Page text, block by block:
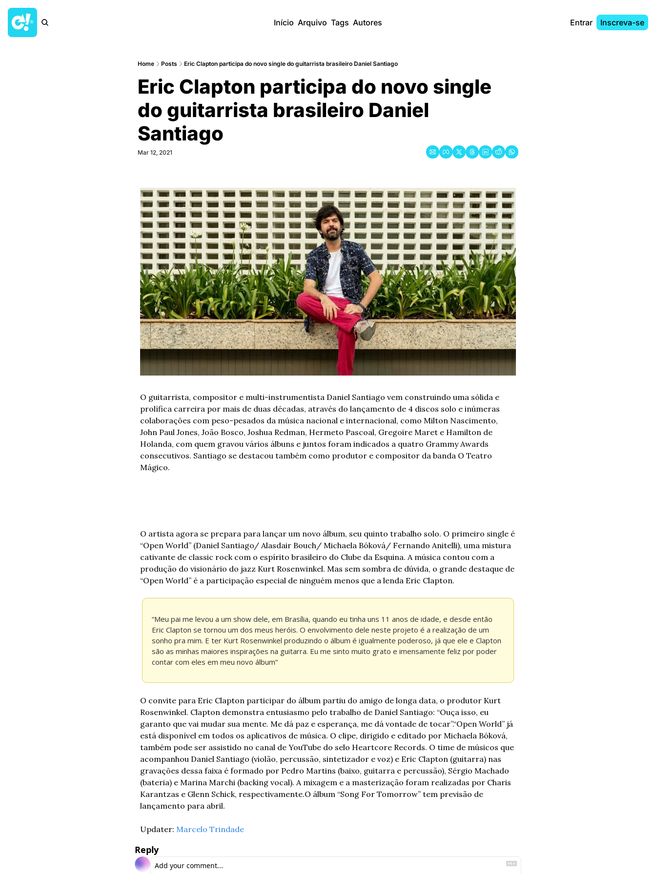
Início Arquivo Tags Autores Entrar Inscreva-se
Home Posts Eric Clapton participa do novo single do guitarrista brasileiro Daniel Santiago
Eric Clapton participa do novo single
do guitarrista brasileiro Daniel
Santiago
Mar 12, 2021
O guitarrista, compositor e multi-instrumentista Daniel Santiago vem construindo uma sólida e
prolífica carreira por mais de duas décadas, através do lançamento de 4 discos solo e inúmeras
colaborações com peso-pesados da música nacional e internacional, como Milton Nascimento,
John Paul Jones, João Bosco, Joshua Redman, Hermeto Pascoal, Gregoire Maret e Hamilton de
Holanda, com quem gravou vários álbuns e juntos foram indicados a quatro Grammy Awards
consecutivos. Santiago se destacou também como produtor e compositor da banda O Teatro
Mágico.
O artista agora se prepara para lançar um novo álbum, seu quinto trabalho solo. O primeiro single é
“Open World” (Daniel Santiago/ Alasdair Bouch/ Michaela Bóková/ Fernando Anitelli), uma mistura
cativante de classic rock com o espírito brasileiro do Clube da Esquina. A música contou com a
produção do visionário do jazz Kurt Rosenwinkel. Mas sem sombra de dúvida, o grande destaque de
“Open World” é a participação especial de ninguém menos que a lenda Eric Clapton.
“Meu pai me levou a um show dele, em Brasília, quando eu tinha uns 11 anos de idade, e desde então
Eric Clapton se tornou um dos meus heróis. O envolvimento dele neste projeto é a realização de um
sonho pra mim. E ter Kurt Rosenwinkel produzindo o álbum é igualmente poderoso, já que ele e Clapton
são as minhas maiores inspirações na guitarra. Eu me sinto muito grato e imensamente feliz por poder
contar com eles em meu novo álbum”
O convite para Eric Clapton participar do álbum partiu do amigo de longa data, o produtor Kurt
Rosenwinkel. Clapton demonstra entusiasmo pelo trabalho de Daniel Santiago: “Ouça isso, eu
garanto que vai mudar sua mente. Me dá paz e esperança, me dá vontade de tocar”.“Open World” já
está disponível em todos os aplicativos de música. O clipe, dirigido e editado por Michaela Bóková,
também pode ser assistido no canal de YouTube do selo Heartcore Records. O time de músicos que
acompanhou Daniel Santiago (violão, percussão, sintetizador e voz) e Eric Clapton (guitarra) nas
gravações dessa faixa é formado por Pedro Martins (baixo, guitarra e percussão), Sérgio Machado
(bateria) e Marina Marchi (backing vocal). A mixagem e a masterização foram realizadas por Charis
Karantzas e Glenn Schick, respectivamente.O álbum “Song For Tomorrow” tem previsão de
lançamento para abril.
Updater: Marcelo Trindade
Reply